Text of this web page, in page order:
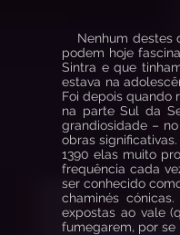
Nenhum destes
podem hoje
Sintra e que
estava na
Foi depois quando
na parte Sul da
grandiosidade –
obras
1390 elas muito
frequência cada
ser conhecido
chaminés
expostas ao vale
fumegarem, por se